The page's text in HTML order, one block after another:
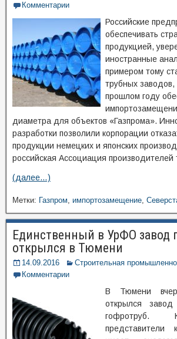
Комментарии
Российские
обеспечивать
продукцией,
иностранные
примером тому
трубных заводов,
прошлом году
диаметра для объектов «Газпрома».
разработки позволили корпорации
продукции немецких и японских
российская Ассоциация производителей
(далее…)
Метки: Газпром, импортозамещение,
Единственный в УрФО завод
открылся в Тюмени
14.09.2016
Строительная
Комментарии
В Тюмени
открылся
гофротруб.